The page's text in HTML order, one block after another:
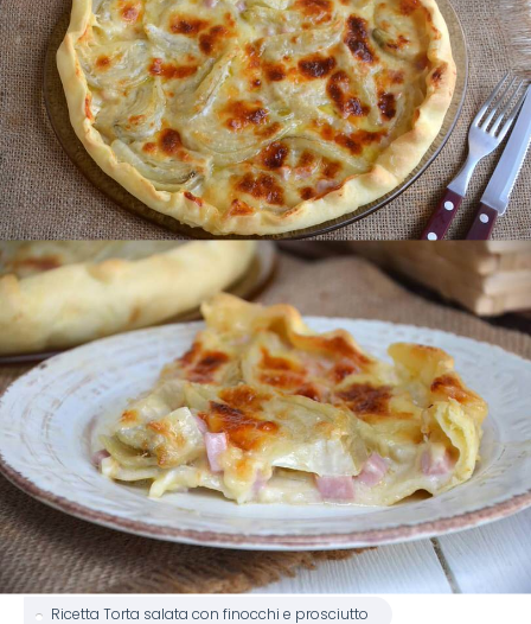
Ricetta Torta salata con finocchi e prosciutto